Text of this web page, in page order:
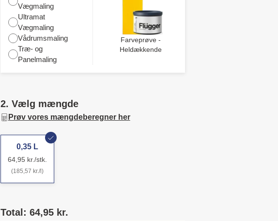
Vægmaling
Ultramat
Vægmaling
Vådrumsmaling
Træ- og
Panelmaling
Farveprøve -
Heldækkende
2. Vælg mængde
Prøv vores mængdeberegner her
0,35 L
64,95 kr./stk.
(185,57 kr./l)
Total: 64,95 kr.